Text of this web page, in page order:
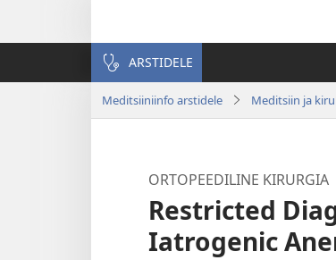
ARSTIDELE
Meditsiiniinfo arstidele Meditsiin ja
ORTOPEEDILINE KIRURGIA
Restricted
Iatrogenic